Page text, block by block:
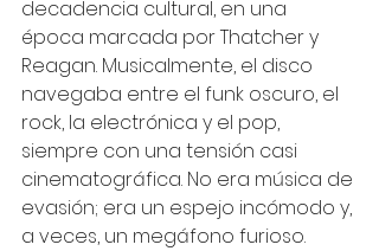
decadencia cultural, en una
época marcada por Thatcher y
Reagan. Musicalmente, el disco
navegaba entre el funk oscuro, el
rock, la electrónica y el pop,
siempre con una tensión casi
cinematográfica. No era música de
evasión; era un espejo incómodo y,
a veces, un megáfono furioso.